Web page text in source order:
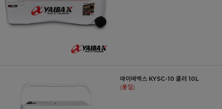
야이바엑스 KYSC-10 쿨러 10L
(품절)